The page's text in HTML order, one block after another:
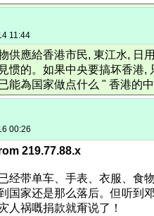
11:44
供應給香港市民, 東江水, 日
惯的。如果中央要搞坏香港
能為国家做点什么 " 香港的
00:26
219.77.88.x
经带单车、手表、衣服、食
国家还是那么落后。但听到
人祸嘅捐款就甭说了！